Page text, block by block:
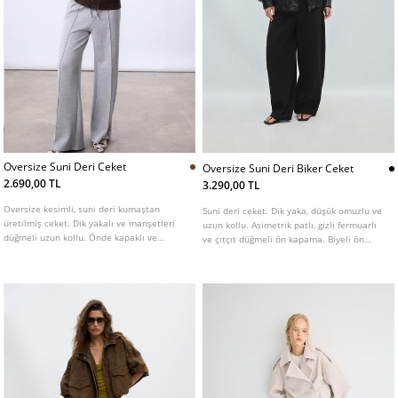
Oversize Suni Deri Ceket
2.690,00 TL
Oversize kesimli, suni deri kumaştan
üretilmiş ceket. Dik yakalı ve manşetleri
düğmeli uzun kollu. Önde kapaklı ve
Oversize Suni Deri Biker Ceket
3.290,00 TL
Suni deri ceket. Dik yaka, düşük omuzlu ve
uzun kollu. Asimetrik patlı, gizli fermuarlı
ve çıtçıt düğmeli ön kapama. Biyeli ön